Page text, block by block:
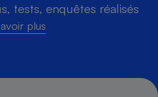
tests, enquêtes réalisés
plus